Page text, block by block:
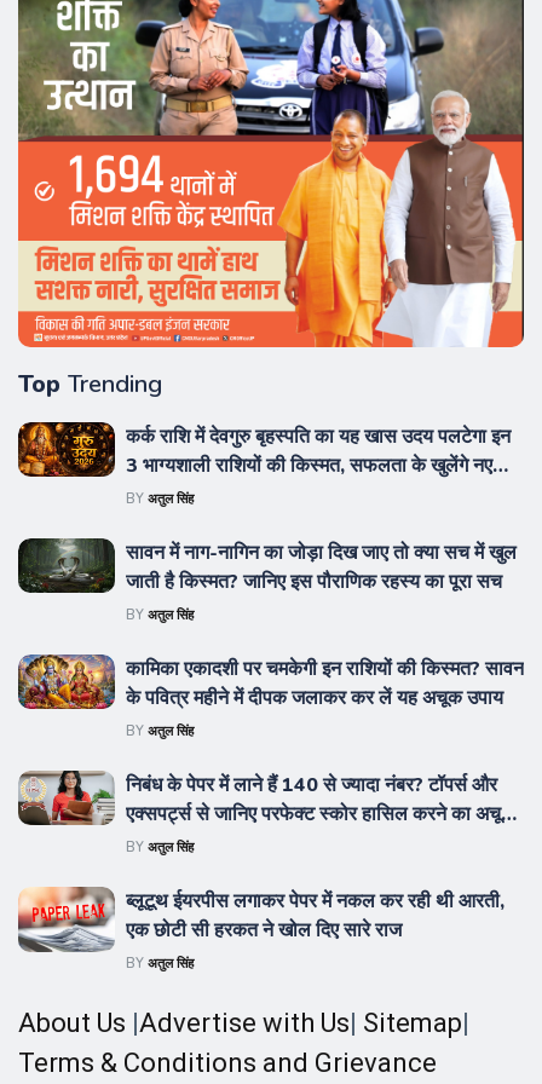
Top Trending
कर्क राशि में देवगुरु बृहस्पति का यह खास उदय पलटेगा इन
3 भाग्यशाली राशियों की किस्मत, सफलता के खुलेंगे नए
रास्ते
BY अतुल सिंह
सावन में नाग-नागिन का जोड़ा दिख जाए तो क्या सच में खुल
जाती है किस्मत? जानिए इस पौराणिक रहस्य का पूरा सच
BY अतुल सिंह
कामिका एकादशी पर चमकेगी इन राशियों की किस्मत? सावन
के पवित्र महीने में दीपक जलाकर कर लें यह अचूक उपाय
BY अतुल सिंह
निबंध के पेपर में लाने हैं 140 से ज्यादा नंबर? टॉपर्स और
एक्सपर्ट्स से जानिए परफेक्ट स्कोर हासिल करने का अचूक
फॉर्मूला
BY अतुल सिंह
ब्लूटूथ ईयरपीस लगाकर पेपर में नकल कर रही थी आरती,
एक छोटी सी हरकत ने खोल दिए सारे राज
BY अतुल सिंह
About Us Advertise with Us Sitemap
Terms & Conditions and Grievance